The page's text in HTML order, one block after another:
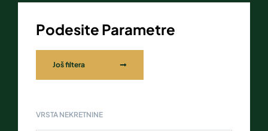
Podesite Parametre
Još filtera
VRSTA NEKRETNINE